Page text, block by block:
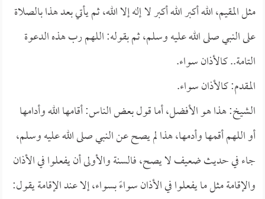
مثل المقيم، الله أكبر الله أكبر لا إله إلا الله، ثم يأتي بعد هذا بالصلاة
على النبي صلى الله عليه وسلم، ثم بقوله: اللهم رب هذه الدعوة
التامة.. كالأذان سواء.
المقدم: كالأذان سواء.
الشيخ: هذا هو الأفضل، أما قول بعض الناس: أقامها الله وأدامها
أو اللهم أقمها وأدمها، هذا لم يصح عن النبي صلى الله عليه وسلم،
جاء في حديث ضعيف لا يصح، فالسنة والأولى أن يفعلوا في الأذان
والإقامة مثل ما يفعلوا في الأذان سواءً بسواء، إلا عند الإقامة يقول: